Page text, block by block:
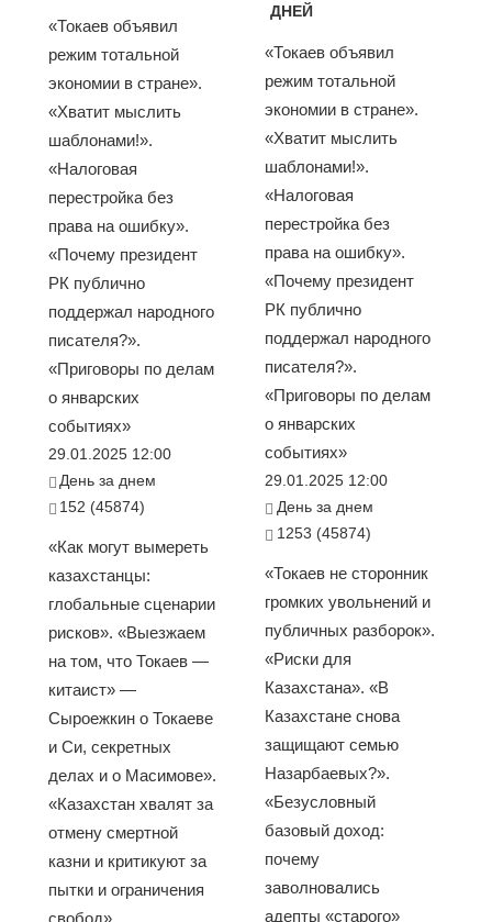
«Токаев объявил
режим тотальной
экономии в стране».
«Хватит мыслить
шаблонами!».
«Налоговая
перестройка без
права на ошибку».
«Почему президент
РК публично
поддержал народного
писателя?».
«Приговоры по делам
о январских
событиях»
29.01.2025 12:00
День за днем
152 (45874)
«Как могут вымереть
казахстанцы:
глобальные сценарии
рисков». «Выезжаем
на том, что Токаев —
китаист» —
Сыроежкин о Токаеве
и Си, секретных
делах и о Масимове».
«Казахстан хвалят за
отмену смертной
казни и критикуют за
пытки и ограничения
свобод»
ДНЕЙ
«Токаев объявил
режим тотальной
экономии в стране».
«Хватит мыслить
шаблонами!».
«Налоговая
перестройка без
права на ошибку».
«Почему президент
РК публично
поддержал народного
писателя?».
«Приговоры по делам
о январских
событиях»
29.01.2025 12:00
День за днем
1253 (45874)
«Токаев не сторонник
громких увольнений и
публичных разборок».
«Риски для
Казахстана». «В
Казахстане снова
защищают семью
Назарбаевых?».
«Безусловный
базовый доход:
почему
заволновались
адепты «старого»